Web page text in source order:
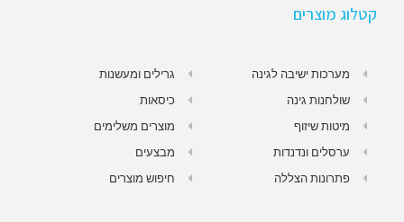
קטלוג מוצרים
מערכות ישיבה לגינה
שולחנות גינה
מיטות שיזוף
ערסלים ונדנדות
פתרונות הצללה
גרילים ומעשנות
כיסאות
מוצרים משלימים
מבצעים
חיפוש מוצרים